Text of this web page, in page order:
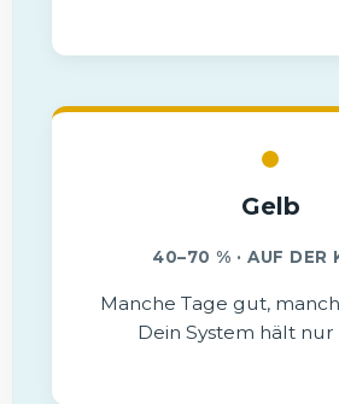
Gelb
40–70 % · AUF DER
Manche Tage gut,
Dein System hält